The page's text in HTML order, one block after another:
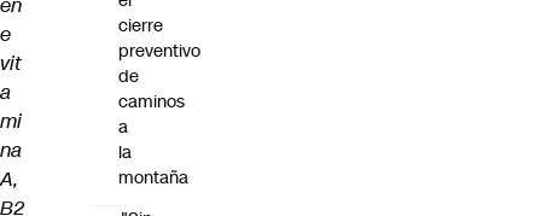
e
vit
a
mi
na
A,
B2
cierre
preventivo
de
caminos
a
la
montaña